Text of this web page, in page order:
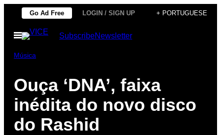
Skip
content
Go Ad Free LOGIN / SIGN UP + PORTUGUESE
Open
Menu
SubscribeNewsletter
Música
Ouça ‘DNA’, faixa
inédita do novo disco
do Rashid